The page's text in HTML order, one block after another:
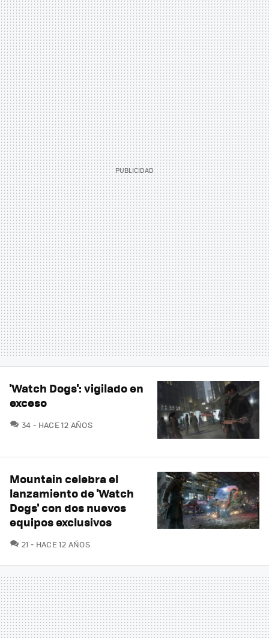
'Watch Dogs': vigilado en
exceso
34 COMENTARIOS
HACE 12 AÑOS
Mountain celebra el
lanzamiento de 'Watch
Dogs' con dos nuevos
equipos exclusivos
21 COMENTARIOS
HACE 12 AÑOS